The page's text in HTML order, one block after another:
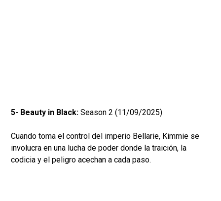
5- Beauty in Black: Season 2 (11/09/2025)
Cuando toma el control del imperio Bellarie, Kimmie se
involucra en una lucha de poder donde la traición, la
codicia y el peligro acechan a cada paso.